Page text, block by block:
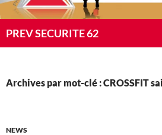
PREV SECURITE 62
Archives par mot-clé : CROSSFIT
NEWS